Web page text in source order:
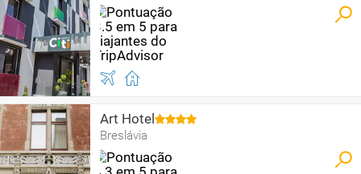
Art Hotel
Breslávia